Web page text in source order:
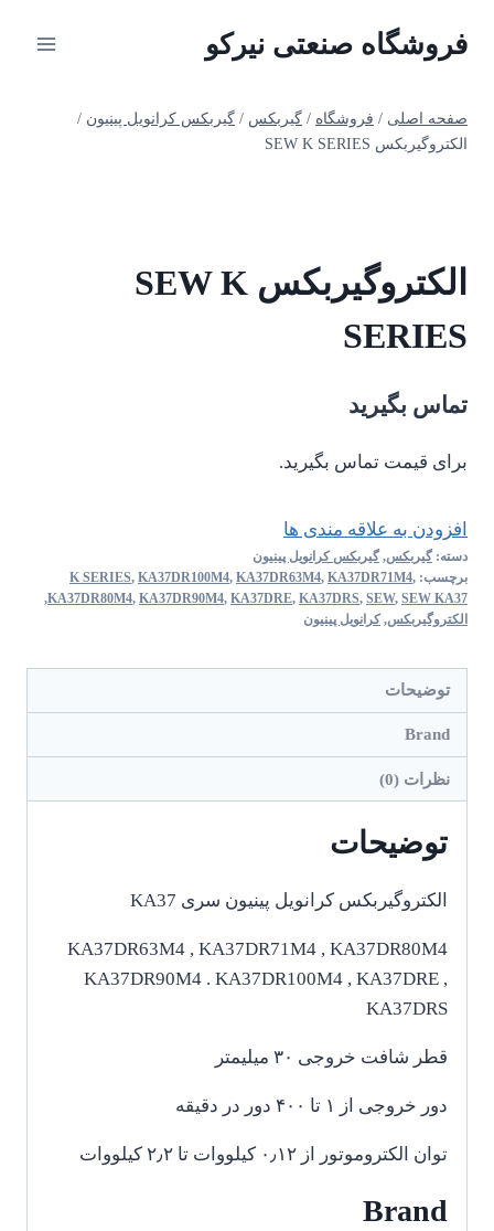
فروشگاه صنعتی نیرکو
صفحه اصلی / فروشگاه / گیربکس / گیربکس کرانویل پینیون /
الکتروگیربکس SEW K SERIES
الکتروگیربکس SEW K
SERIES
تماس بگیرید
برای قیمت تماس بگیرید.
افزودن به علاقه مندی ها
دسته:گیربکس,گیربکس کرانویل پینیون
برچسب:
K SERIES, KA37DR100M4, KA37DR63M4, KA37DR71M4,
KA37DR80M4, KA37DR90M4, KA37DRE, KA37DRS, SEW, SEW KA37
,
الکتروگیربکس,کرانویل پینیون
توضیحات
Brand
نظرات (0)
توضیحات
الکتروگیربکس کرانویل پینیون سری KA37
KA37DR63M4 , KA37DR71M4 , KA37DR80M4
KA37DR90M4 . KA37DR100M4 , KA37DRE ,
KA37DRS
قطر شافت خروجی ۳۰ میلیمتر
دور خروجی از ۱ تا ۴۰۰ دور در دقیقه
توان الکتروموتور از ۰٫۱۲ کیلووات تا ۲٫۲ کیلووات
Brand